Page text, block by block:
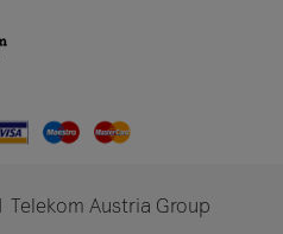
Telekom Austria Group